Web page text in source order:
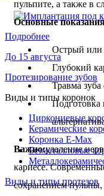
Подробнее
До 15 августа
Протезирование зубов
Виды и типы коронок
Циркониевые
Керамические
Коронка E-Max
Безметалловые
Виды и типы протезов
пульпите, а также в
Основные
Острый или
Глубокий
Травма
Подготовка
Важно:удаление
кариесе.
сохранением пульпы,